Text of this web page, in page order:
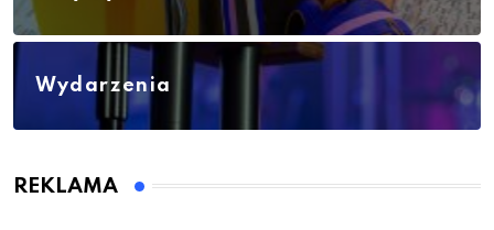
Wydarzenia
REKLAMA